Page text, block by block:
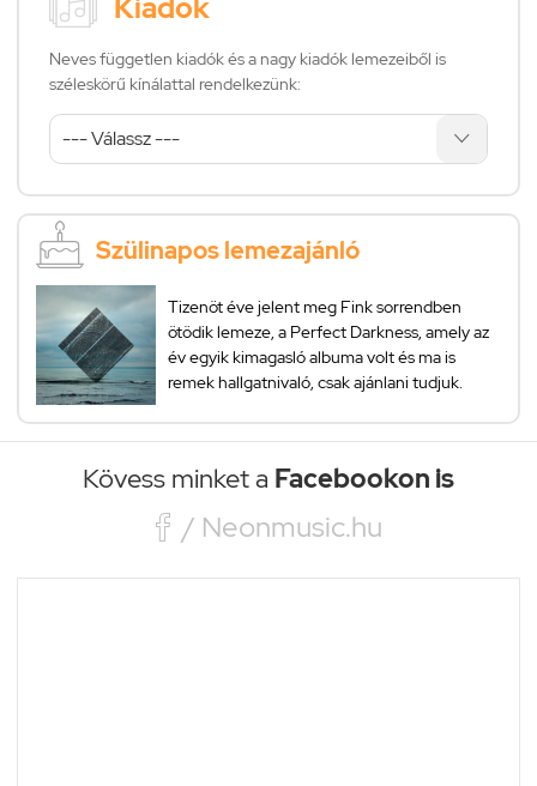
Neves független kiadók és a nagy kiadók lemezeiből is
széleskörű kínálattal rendelkezünk:
Szülinapos lemezajánló
Tizenöt éve jelent meg Fink sorrendben
ötödik lemeze, a Perfect Darkness, amely az
év egyik kimagasló albuma volt és ma is
remek hallgatnivaló, csak ajánlani tudjuk.
Kövess minket a Facebookon is
 / Neonmusic.hu